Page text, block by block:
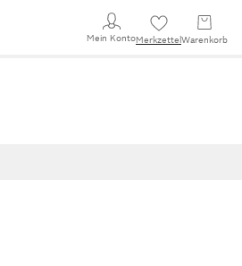
Mein KontoMerkzettel Warenkorb